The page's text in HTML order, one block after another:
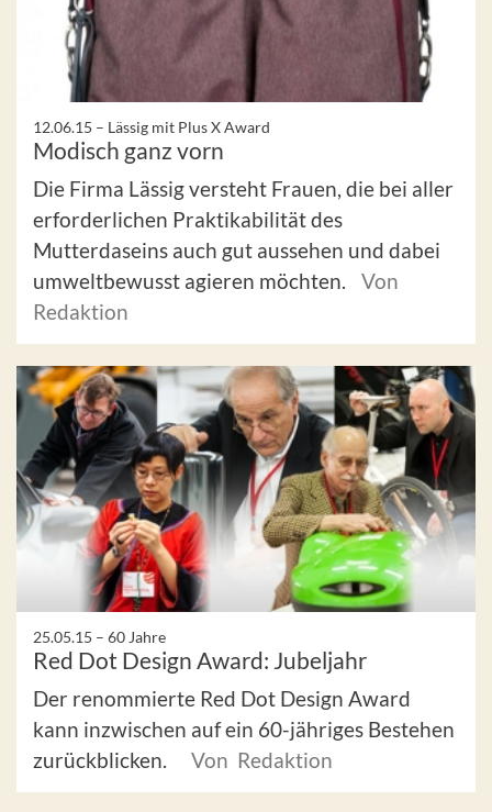
12.06.15 – Lässig mit Plus X Award
Modisch ganz vorn
Die Firma Lässig versteht Frauen, die bei aller
erforderlichen Praktikabilität des
Mutterdaseins auch gut aussehen und dabei
umweltbewusst agieren möchten.
Von
Redaktion
25.05.15 – 60 Jahre
Red Dot Design Award: Jubeljahr
Der renommierte Red Dot Design Award
kann inzwischen auf ein 60-jähriges Bestehen
zurückblicken.
Von Redaktion